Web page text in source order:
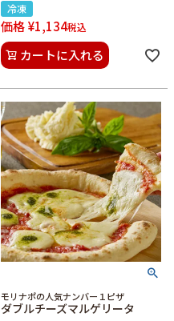
冷凍
価格¥1,134税込
カートに入れる
モリナポの人気ナンバー１ピザ
ダブルチーズマルゲリータ